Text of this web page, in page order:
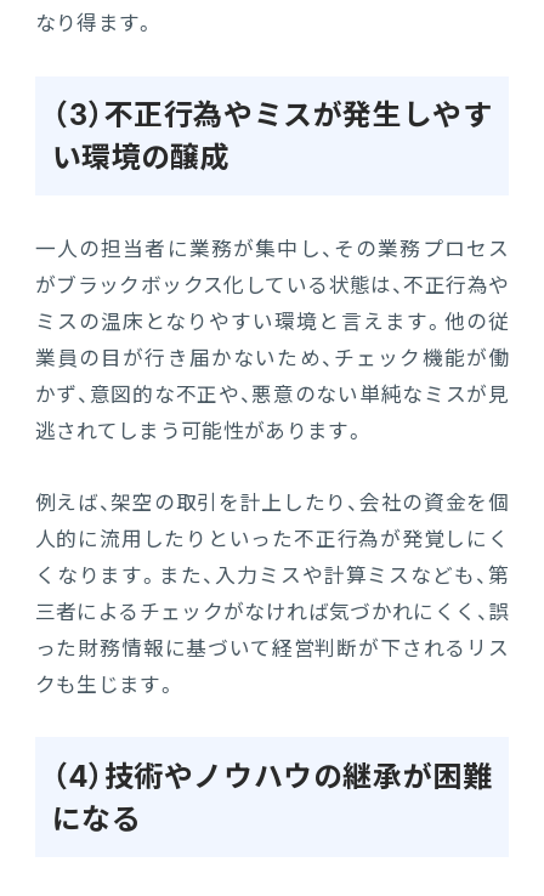
なり得ます。
（3）不正行為やミスが発生しやす
い環境の醸成
一人の担当者に業務が集中し、その業務プロセス
がブラックボックス化している状態は、不正行為や
ミスの温床となりやすい環境と言えます。他の従
業員の目が行き届かないため、チェック機能が働
かず、意図的な不正や、悪意のない単純なミスが見
逃されてしまう可能性があります。
例えば、架空の取引を計上したり、会社の資金を個
人的に流用したりといった不正行為が発覚しにく
くなります。また、入力ミスや計算ミスなども、第
三者によるチェックがなければ気づかれにくく、誤
った財務情報に基づいて経営判断が下されるリス
クも生じます。
（4）技術やノウハウの継承が困難
になる